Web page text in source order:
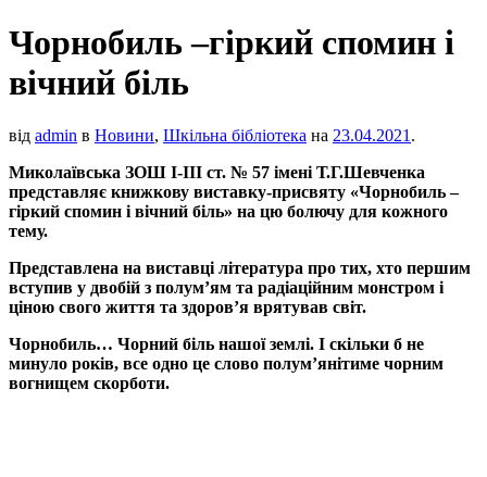
Чорнобиль –гіркий спомин і
вічний біль
від admin в Новини, Шкільна бібліотека на 23.04.2021 .
Миколаївська ЗОШ І-ІІІ ст. № 57 імені Т.Г.Шевченка
представляє книжкову виставку-присвяту «Чорнобиль –
гіркий спомин і вічний біль» на цю болючу для кожного
тему.
Представлена на виставці література про тих, хто першим
вступив у двобій з полум’ям та радіаційним монстром і
ціною свого життя та здоров’я врятував світ.
Чорнобиль… Чорний біль нашої землі. І скільки б не
минуло років, все одно це слово полум’янітиме чорним
вогнищем скорботи.